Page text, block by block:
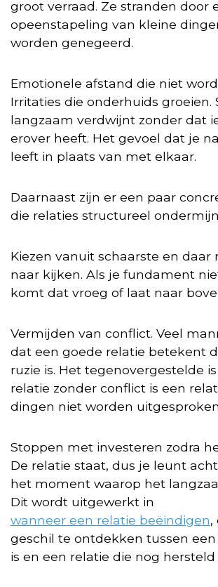
groot verraad. Ze stranden door
opeenstapeling van kleine
worden genegeerd.
Emotionele afstand die niet
Irritaties die onderhuids groeien.
langzaam verdwijnt zonder dat
erover heeft. Het gevoel dat je
leeft in plaats van met elkaar.
Daarnaast zijn er een paar
die relaties structureel
Kiezen vanuit schaarste en daar
naar kijken. Als je fundament
komt dat vroeg of laat naar
Vermijden van conflict. Veel
dat een goede relatie betekent
ruzie is. Het tegenovergestelde is
relatie zonder conflict is een
dingen niet worden
Stoppen met investeren zodra
De relatie staat, dus je leunt
het moment waarop het
Dit wordt uitgewerkt in
wanneer een relatie beëindigen,
geschil te ontdekken tussen
is en een relatie die nog